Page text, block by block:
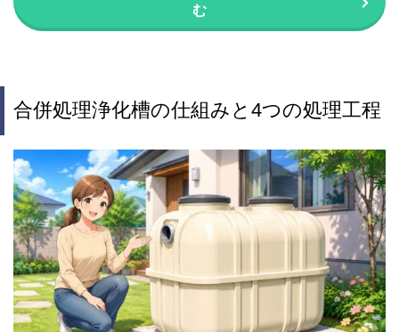
む
合併処理浄化槽の仕組みと4つの処理工程